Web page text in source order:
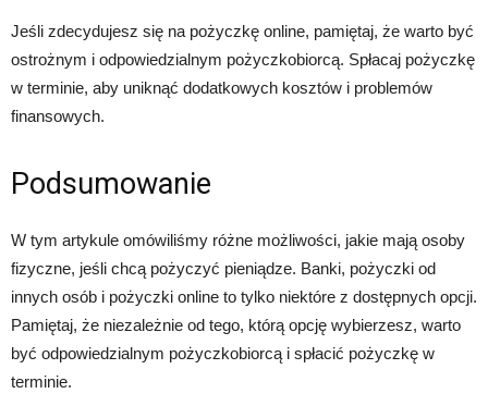
Jeśli zdecydujesz się na pożyczkę online, pamiętaj, że warto być
ostrożnym i odpowiedzialnym pożyczkobiorcą. Spłacaj pożyczkę
w terminie, aby uniknąć dodatkowych kosztów i problemów
finansowych.
Podsumowanie
W tym artykule omówiliśmy różne możliwości, jakie mają osoby
fizyczne, jeśli chcą pożyczyć pieniądze. Banki, pożyczki od
innych osób i pożyczki online to tylko niektóre z dostępnych opcji.
Pamiętaj, że niezależnie od tego, którą opcję wybierzesz, warto
być odpowiedzialnym pożyczkobiorcą i spłacić pożyczkę w
terminie.